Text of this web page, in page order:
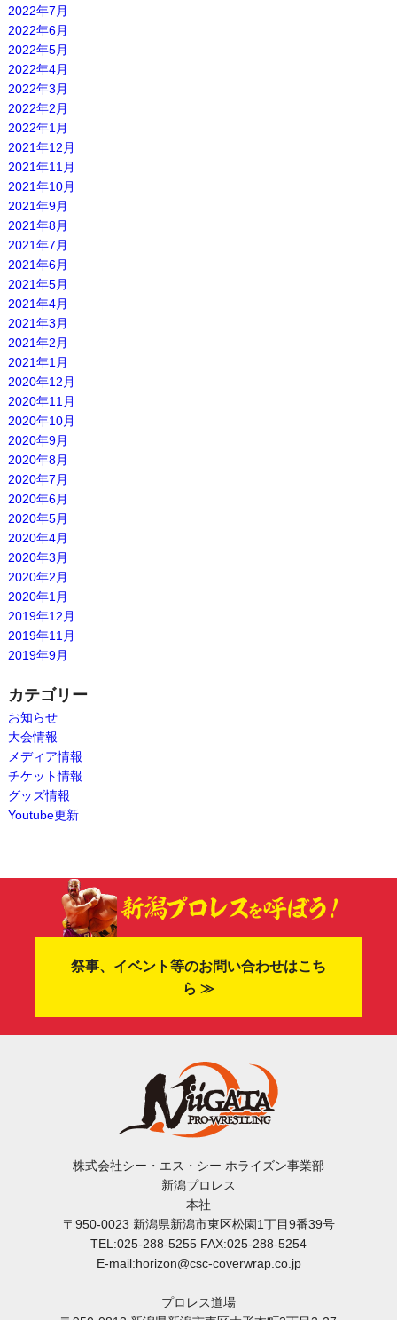
2022年7月
2022年6月
2022年5月
2022年4月
2022年3月
2022年2月
2022年1月
2021年12月
2021年11月
2021年10月
2021年9月
2021年8月
2021年7月
2021年6月
2021年5月
2021年4月
2021年3月
2021年2月
2021年1月
2020年12月
2020年11月
2020年10月
2020年9月
2020年8月
2020年7月
2020年6月
2020年5月
2020年4月
2020年3月
2020年2月
2020年1月
2019年12月
2019年11月
2019年9月
カテゴリー
お知らせ
大会情報
メディア情報
チケット情報
グッズ情報
Youtube更新
祭事、イベント等のお問い合わせはこち
ら ≫
株式会社シー・エス・シー ホライズン事業部
新潟プロレス
本社
〒950-0023 新潟県新潟市東区松園1丁目9番39号
TEL:025-288-5255 FAX:025-288-5254
E-mail:horizon@csc-coverwrap.co.jp
プロレス道場